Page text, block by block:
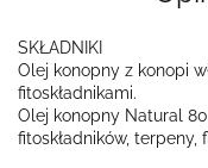
SKŁADNIKI
Olej konopny z konopi
fitoskładnikami.
Olej konopny Natural
fitoskładników,